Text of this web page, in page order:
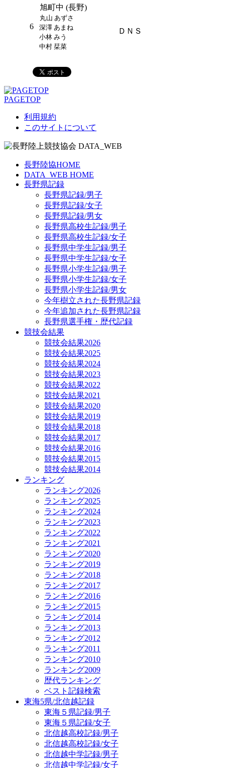
6
旭町中 (長野)
丸山 あずさ
深澤 あまね
小林 みう
中村 栞菜
ＤＮＳ
PAGETOP
利用規約
このサイトについて
長野陸協HOME
DATA_WEB HOME
長野県記録
長野県記録/男子
長野県記録/女子
長野県記録/男女
長野県高校生記録/男子
長野県高校生記録/女子
長野県中学生記録/男子
長野県中学生記録/女子
長野県小学生記録/男子
長野県小学生記録/女子
長野県小学生記録/男女
今年樹立された長野県記録
今年追加された長野県記録
長野県選手権・歴代記録
競技会結果
競技会結果2026
競技会結果2025
競技会結果2024
競技会結果2023
競技会結果2022
競技会結果2021
競技会結果2020
競技会結果2019
競技会結果2018
競技会結果2017
競技会結果2016
競技会結果2015
競技会結果2014
ランキング
ランキング2026
ランキング2025
ランキング2024
ランキング2023
ランキング2022
ランキング2021
ランキング2020
ランキング2019
ランキング2018
ランキング2017
ランキング2016
ランキング2015
ランキング2014
ランキング2013
ランキング2012
ランキング2011
ランキング2010
ランキング2009
歴代ランキング
ベスト記録検索
東海5県/北信越記録
東海５県記録/男子
東海５県記録/女子
北信越高校記録/男子
北信越高校記録/女子
北信越中学記録/男子
北信越中学記録/女子